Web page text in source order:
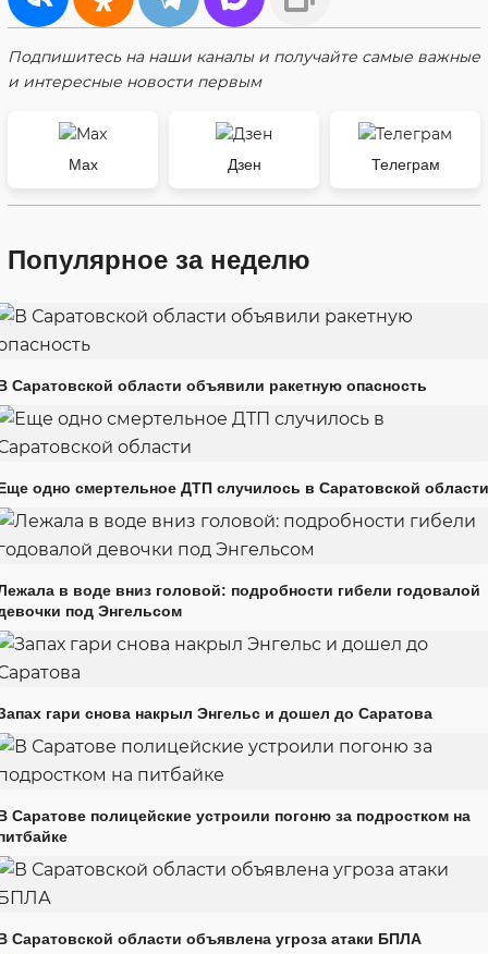
Подпишитесь на наши каналы и получайте самые важные
и интересные новости первым
Max Дзен Телеграм
Популярное за неделю
Саратовской области объявили ракетную опасность
одно смертельное ДТП случилось в Саратовской области
в воде вниз головой: подробности гибели годовалой
под Энгельсом
гари снова накрыл Энгельс и дошел до Саратова
Саратове полицейские устроили погоню за подростком на
Саратовской области объявлена угроза атаки БПЛА